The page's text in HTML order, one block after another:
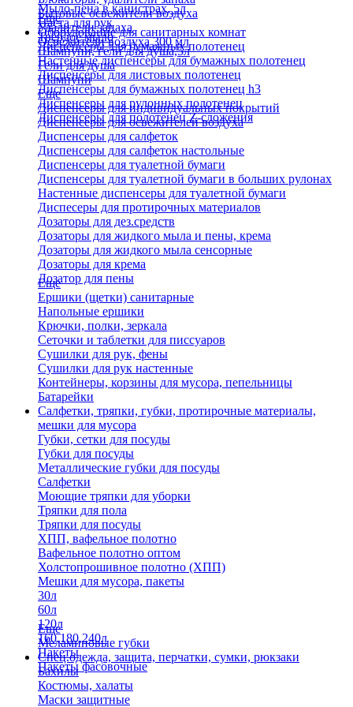
Мыло-пена в канистрах, 5л
Паста для рук
Твердое мыло
Шампуни, гели для душа,5л
Гели для душа
Шампуни
Бытовые освежители воздуха
Удалители запаха
Освежители воздуха 300 мл
Еще
Оборудование для санитарных комнат
Диспенсеры для бумажных полотенец
Настенные диспенсеры для бумажных полотенец
Диспенсеры для листовых полотенец
Диспенсеры для бумажных полотенец h3
Диспенсеры для рулонных полотенец
Диспенсеры для полотенец Z-сложения
Еще
Диспенсеры для индивидуальных покрытий
Диспенсеры для освежителей воздуха
Диспенсеры для салфеток
Диспенсеры для салфеток настольные
Диспенсеры для туалетной бумаги
Диспенсеры для туалетной бумаги в больших рулонах
Настенные диспенсеры для туалетной бумаги
Диспесеры для протирочных материалов
Дозаторы для дез.средств
Дозаторы для жидкого мыла и пены, крема
Дозаторы для жидкого мыла сенсорные
Дозаторы для крема
Дозатор для пены
Еще
Ершики (щетки) санитарные
Напольные ершики
Крючки, полки, зеркала
Сеточки и таблетки для писсуаров
Сушилки для рук, фены
Сушилки для рук настенные
Контейнеры, корзины для мусора, пепельницы
Батарейки
Салфетки, тряпки, губки, протирочные материалы,
мешки для мусора
Губки, сетки для посуды
Губки для посуды
Металлические губки для посуды
Салфетки
Моющие тряпки для уборки
Тряпки для пола
Тряпки для посуды
ХПП, вафельное полотно
Вафельное полотно оптом
Холстопрошивное полотно (ХПП)
Мешки для мусора, пакеты
30л
60л
120л
160,180,240л
Пакеты
Пакеты фасовочные
Еще
Меламиновые губки
Спец.одежда, защита, перчатки, сумки, рюкзаки
Бахилы
Костюмы, халаты
Маски защитные